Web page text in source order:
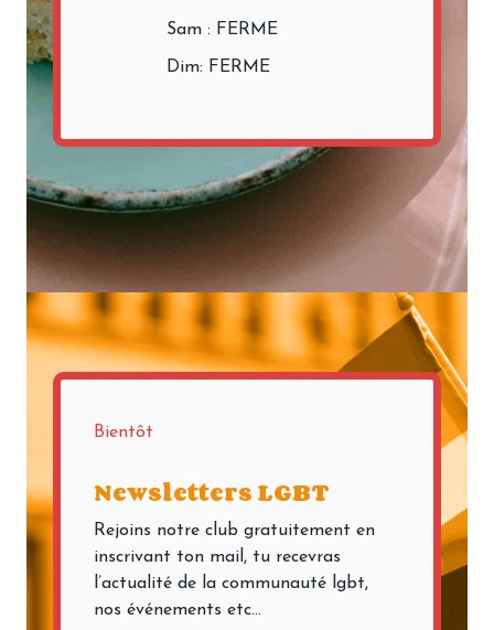
Sam : FERME
Dim: FERME
Bientôt
Newsletters LGBT
Rejoins notre club gratuitement en
inscrivant ton mail, tu recevras
l’actualité de la communauté lgbt,
nos événements etc…